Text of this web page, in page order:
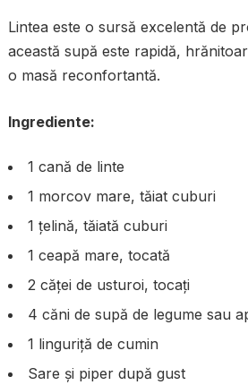
Lintea este o sursă excelentă de
această supă este rapidă,
o masă reconfortantă.
Ingrediente:
1 cană de linte
1 morcov mare, tăiat cuburi
1 țelină, tăiată cuburi
1 ceapă mare, tocată
2 căței de usturoi, tocați
4 căni de supă de legume sau
1 linguriță de cumin
Sare și piper după gust